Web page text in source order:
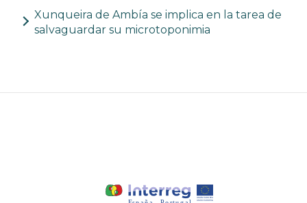
Xunqueira de Ambía se implica en la tarea de
salvaguardar su microtoponimia